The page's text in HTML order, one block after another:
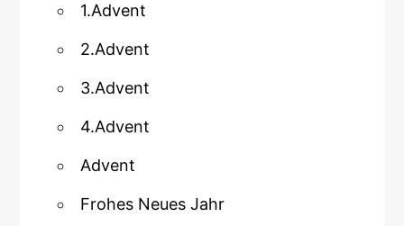
1.Advent
2.Advent
3.Advent
4.Advent
Advent
Frohes Neues Jahr